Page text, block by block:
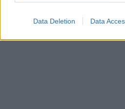
Data Deletion Data